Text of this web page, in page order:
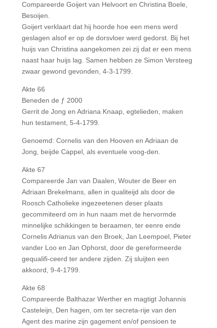
Compareerde Goijert van Helvoort en Christina Boele,
Besoijen.
Goijert verklaart dat hij hoorde hoe een mens werd
geslagen alsof er op de dorsvloer werd gedorst. Bij het
huijs van Christina aangekomen zei zij dat er een mens
naast haar huijs lag. Samen hebben ze Simon Versteeg
zwaar gewond gevonden, 4-3-1799.
Akte 66
Beneden de ƒ 2000
Gerrit de Jong en Adriana Knaap, egtelieden, maken
hun testament, 5-4-1799.
Genoemd: Cornelis van den Hooven en Adriaan de
Jong, beijde Cappel, als eventuele voog-den.
Akte 67
Compareerde Jan van Daalen, Wouter de Beer en
Adriaan Brekelmans, allen in qualiteijd als door de
Roosch Catholieke ingezeetenen deser plaats
gecommiteerd om in hun naam met de hervormde
minnelijke schikkingen te beraamen, ter eenre ende
Cornelis Adrianus van den Broek, Jan Leempoel, Pieter
vander Loo en Jan Ophorst, door de gereformeerde
gequalifi-ceerd ter andere zijden. Zij sluijten een
akkoord, 9-4-1799.
Akte 68
Compareerde Balthazar Werther en magtigt Johannis
Casteleijn, Den hagen, om ter secreta-rije van den
Agent des marine zijn gagement en/of pensioen te